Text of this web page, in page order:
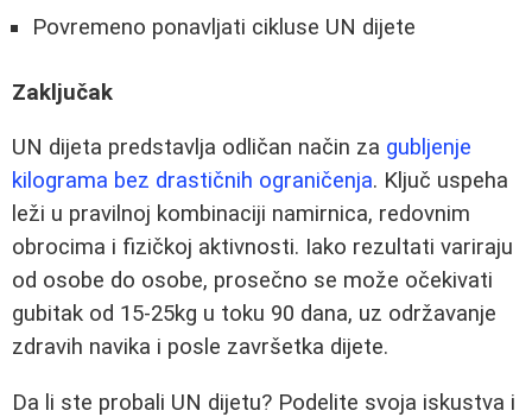
Povremeno ponavljati cikluse UN dijete
Zaključak
UN dijeta predstavlja odličan način za gubljenje
kilograma bez drastičnih ograničenja. Ključ uspeha
leži u pravilnoj kombinaciji namirnica, redovnim
obrocima i fizičkoj aktivnosti. Iako rezultati variraju
od osobe do osobe, prosečno se može očekivati
gubitak od 15-25kg u toku 90 dana, uz održavanje
zdravih navika i posle završetka dijete.
Da li ste probali UN dijetu? Podelite svoja iskustva i